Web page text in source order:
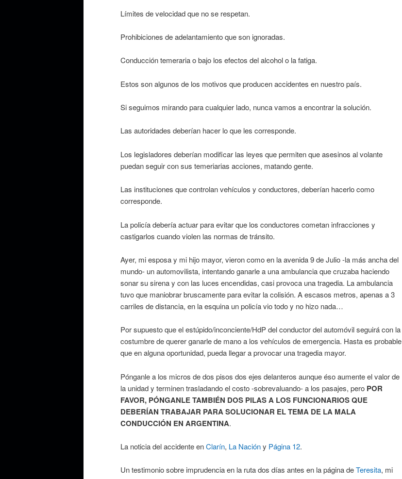
Límites de velocidad que no se respetan.
Prohibiciones de adelantamiento que son ignoradas.
Conducción temeraria o bajo los efectos del alcohol o la fatiga.
Estos son algunos de los motivos que producen accidentes en nuestro país.
Si seguimos mirando para cualquier lado, nunca vamos a encontrar la solución.
Las autoridades deberían hacer lo que les corresponde.
Los legisladores deberían modificar las leyes que permiten que asesinos al volante
puedan seguir con sus temeriarias acciones, matando gente.
Las instituciones que controlan vehículos y conductores, deberían hacerlo como
corresponde.
La policía debería actuar para evitar que los conductores cometan infracciones y
castigarlos cuando violen las normas de tránsito.
Ayer, mi esposa y mi hijo mayor, vieron como en la avenida 9 de Julio -la más ancha del
mundo- un automovilista, intentando ganarle a una ambulancia que cruzaba haciendo
sonar su sirena y con las luces encendidas, casi provoca una tragedia. La ambulancia
tuvo que maniobrar bruscamente para evitar la colisión. A escasos metros, apenas a 3
carriles de distancia, en la esquina un policía vio todo y no hizo nada…
Por supuesto que el estúpido/inconciente/HdP del conductor del automóvil seguirá con la
costumbre de querer ganarle de mano a los vehículos de emergencia. Hasta es probable
que en alguna oportunidad, pueda llegar a provocar una tragedia mayor.
Pónganle a los micros de dos pisos dos ejes delanteros aunque éso aumente el valor de
la unidad y terminen trasladando el costo -sobrevaluando- a los pasajes, pero POR
FAVOR, PÓNGANLE TAMBIÉN DOS PILAS A LOS FUNCIONARIOS QUE
DEBERÍAN TRABAJAR PARA SOLUCIONAR EL TEMA DE LA MALA
CONDUCCIÓN EN ARGENTINA.
La noticia del accidente enClarín, La Nacióny Página 12.
Un testimonio sobre imprudencia en la ruta dos días antes en la página deTeresita, mi